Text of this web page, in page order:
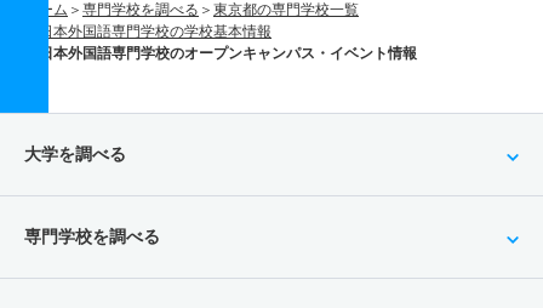
ホーム 専門学校を調べる
東京都の専門学校一覧
日本外国語専門学校の学校基本情報
日本外国語専門学校のオープンキャンパス・イベント情報
大学を調べる
専門学校を調べる